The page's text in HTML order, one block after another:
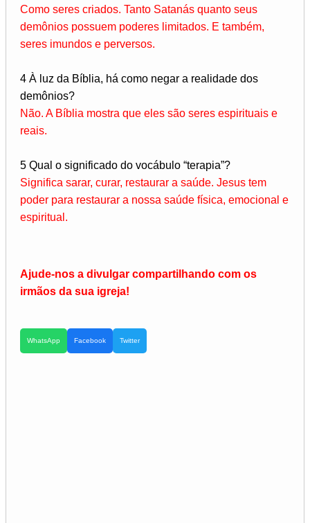
Como seres criados. Tanto Satanás quanto seus
demônios possuem poderes limitados. E também,
seres imundos e perversos.
4 À luz da Bíblia, há como negar a realidade dos
demônios?
Não. A Bíblia mostra que eles são seres espirituais e
reais.
5 Qual o significado do vocábulo “terapia”?
Significa sarar, curar, restaurar a saúde. Jesus tem
poder para restaurar a nossa saúde física, emocional e
espiritual.
Ajude-nos a divulgar compartilhando com os
irmãos da sua igreja!
WhatsApp Facebook Twitter